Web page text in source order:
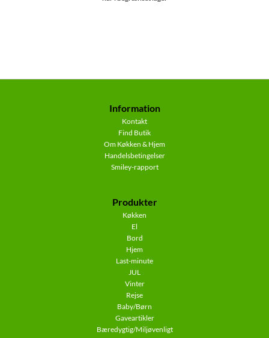
Information
Kontakt
Find Butik
Om Køkken & Hjem
Handelsbetingelser
Smiley-rapport
Produkter
Køkken
El
Bord
Hjem
Last-minute
JUL
Vinter
Rejse
Baby/Børn
Gaveartikler
Bæredygtig/Miljøvenligt